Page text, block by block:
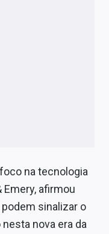
na tecnologia
afirmou
sinalizar o
nova era da